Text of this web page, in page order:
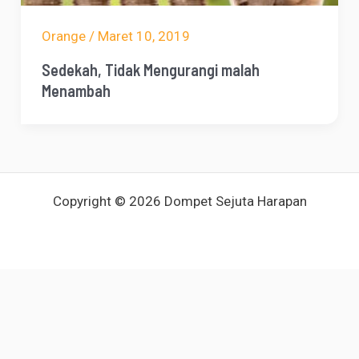
Orange/ Maret 10, 2019
Sedekah, Tidak Mengurangi malah
Menambah
Copyright © 2026 Dompet Sejuta Harapan